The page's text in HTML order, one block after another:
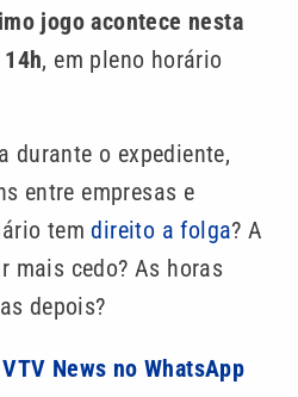
jogo acontece nesta
, em pleno horário
durante o expediente,
entre empresas e
tem direito a folga? A
mais cedo? As horas
depois?
News no WhatsApp